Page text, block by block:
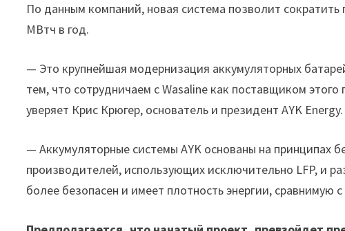
По данным компаний, новая система позволит
МВтч в год.
— Это крупнейшая модернизация аккумуляторных
тем, что сотрудничаем с Wasaline как поставщиком
уверяет Крис Крюгер, основатель и президент AYK Energy.
— Аккумуляторные системы AYK основаны на принципах
производителей, использующих исключительно LFP, и
более безопасен и имеет плотность энергии, сравнимую